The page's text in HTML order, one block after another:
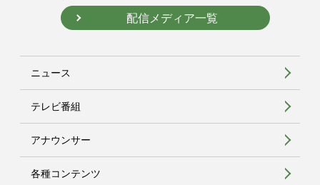
配信メディア一覧
ニュース
テレビ番組
アナウンサー
各種コンテンツ